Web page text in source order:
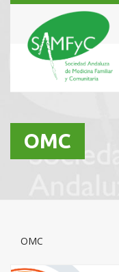
OMC
OMC